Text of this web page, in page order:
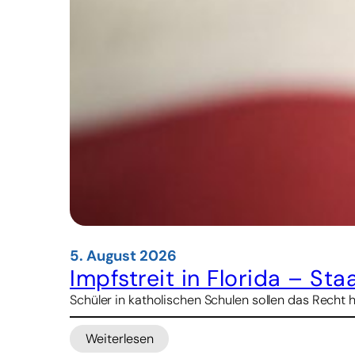
5. August 2026
Impfstreit in Florida –
Schüler in katholischen Schulen sollen das
Weiterlesen
: